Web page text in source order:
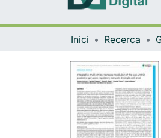
Inici Recerca